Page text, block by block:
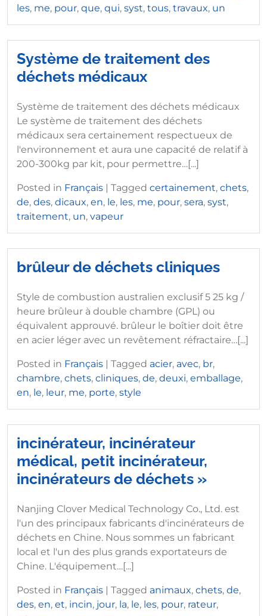
les, me, pour, que, qui, syst, tous, travaux, un
Système de traitement des
déchets médicaux
Système de traitement des déchets médicaux
Le système de traitement des déchets
médicaux sera certainement respectueux de
l'environnement et aura une capacité de relatif à
200-300kg par kit, pour permettre…[...]
Posted in Français | Tagged certainement, chets,
de, des, dicaux, en, le, les, me, pour, sera, syst,
traitement, un, vapeur
brûleur de déchets cliniques
Style de combustion australien exclusif 5 25 kg /
heure brûleur à double chambre (GPL) ou
équivalent approuvé. brûleur le boîtier doit être
en acier léger avec un revêtement réfractaire…[...]
Posted in Français | Tagged acier, avec, br,
chambre, chets, cliniques, de, deuxi, emballage,
en, le, leur, me, porte, style
incinérateur, incinérateur
médical, petit incinérateur,
incinérateurs de déchets »
Nanjing Clover Medical Technology Co., Ltd. est
l'un des principaux fabricants d'incinérateurs de
déchets en Chine. Nous sommes un fabricant
local et l'un des plus grands exportateurs de
Chine. L'équipement…[...]
Posted in Français | Tagged animaux, chets, de,
des, en, et, incin, jour, la, le, les, pour, rateur,